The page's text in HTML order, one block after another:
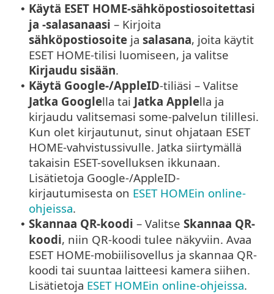
• Käytä ESET HOME-sähköpostiosoitettasi
ja -salasanaasi – Kirjoita
sähköpostiosoite ja salasana, joita käytit
ESET HOME-tilisi luomiseen, ja valitse
Kirjaudu sisään.
• Käytä Google-/AppleID-tiliäsi – Valitse
Jatka Googlella tai Jatka Applella ja
kirjaudu valitsemasi some-palvelun tilillesi.
Kun olet kirjautunut, sinut ohjataan ESET
HOME-vahvistussivulle. Jatka siirtymällä
takaisin ESET-sovelluksen ikkunaan.
Lisätietoja Google-/AppleID-
kirjautumisesta on ESET HOMEin online-
ohjeissa.
• Skannaa QR-koodi – Valitse Skannaa QR-
koodi, niin QR-koodi tulee näkyviin. Avaa
ESET HOME-mobiilisovellus ja skannaa QR-
koodi tai suuntaa laitteesi kamera siihen.
Lisätietoja ESET HOMEin online-ohjeissa.